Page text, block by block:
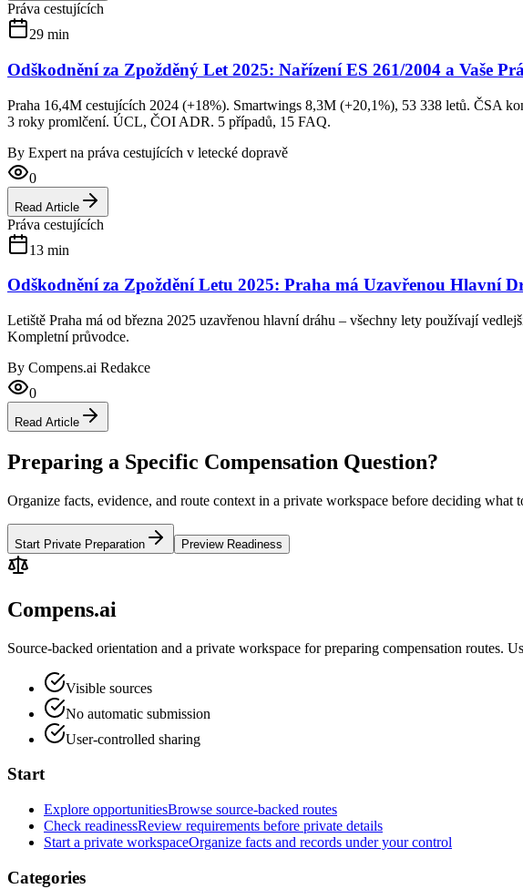
Práva cestujících
29 min
Odškodnění za Zpožděný Let 2025: Nařízení ES 261/2004 a Vaše
Praha 16,4M cestujících 2024 (+18%). Smartwings 8,3M (+20,1%), 53 338 letů. ČSA
3 roky promlčení. ÚCL, ČOI ADR. 5 případů, 15 FAQ.
By Expert na práva cestujících v letecké dopravě
0
Read Article
Práva cestujících
13 min
Odškodnění za Zpoždění Letu 2025: Praha má Uzavřenou Hlavní
Letiště Praha má od března 2025 uzavřenou hlavní dráhu – všechny lety používají
Kompletní průvodce.
By Compens.ai Redakce
0
Read Article
Preparing a Specific Compensation Question?
Organize facts, evidence, and route context in a private workspace before deciding what
Start Private Preparation Preview Readiness
Compens.ai
Source-backed orientation and a private workspace for preparing compensation routes.
Visible sources
No automatic submission
User-controlled sharing
Start
Explore opportunitiesBrowse source-backed routes
Check readinessReview requirements before private details
Start a private workspaceOrganize facts and records under your control
Categories